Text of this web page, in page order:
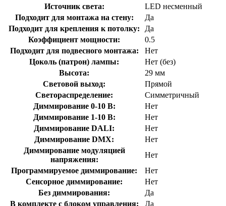
Источник света:
LED несменный
Подходит для монтажа на стену:
Да
Подходит для крепления к потолку:
Да
Коэффициент мощности:
0.5
Подходит для подвесного монтажа:
Нет
Цоколь (патрон) лампы:
Нет (без)
Высота:
29 мм
Световой выход:
Прямой
Светораспределение:
Симметричный
Диммирование 0-10 В:
Нет
Диммирование 1-10 В:
Нет
Диммирование DALI:
Нет
Диммирование DMX:
Нет
Диммирование модуляцией
напряжения:
Нет
Программируемое диммирование:
Нет
Сенсорное диммирование:
Нет
Без диммирования:
Да
В комплекте с блоком управления:
Да